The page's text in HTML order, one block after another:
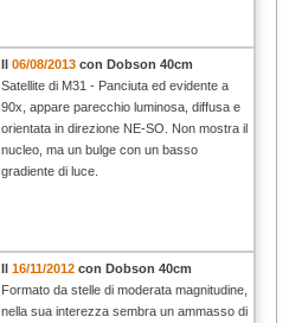
Il06/08/2013 con Dobson 40cm
Satellite di M31 - Panciuta ed evidente a
90x, appare parecchio luminosa, diffusa e
orientata in direzione NE-SO. Non mostra il
nucleo, ma un bulge con un basso
gradiente di luce.
Il16/11/2012 con Dobson 40cm
Formato da stelle di moderata magnitudine,
nella sua interezza sembra un ammasso di